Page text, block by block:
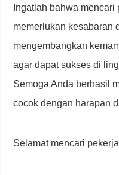
Ingatlah bahwa
memerlukan kesabaran
mengembangkan
agar dapat sukses di
Semoga Anda berhasil
cocok dengan harapan
Selamat mencari